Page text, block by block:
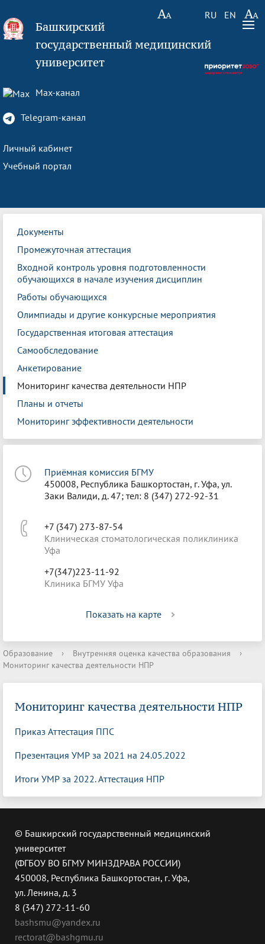
RU EN
Башкирский
государственный медицинский
университет
Max-канал
Telegram-канал
Личный кабинет
Учебный портал
Документы
Промежуточная аттестация
Входной контроль уровня подготовленности
обучающихся в начале изучения дисциплин
Работы обучающихся
Олимпиады и другие конкурсные мероприятия
Государственная итоговая аттестация
Самообследование
Анкетирование
Мониторинг качества деятельности НПР
Планы и отчеты
Мониторинг эффективности деятельности
Приёмная комиссия БГМУ
450008, Республика Башкортостан, г. Уфа, ул.
Заки Валиди, д. 47; тел: 8 (347) 272-92-31
+7 (347) 273-87-54
Клиническая стоматологическая поликлиника
Уфа
+7(347)223-11-92
Клиника БГМУ Уфа
Показать на карте
Образование › Внутренняя оценка качества образования
›
Мониторинг качества деятельности НПР
Мониторинг качества деятельности НПР
Приказ Аттестация ППС
Презентация УМР за 2021 на 24.05.2022
Итоги УМР за 2022. Аттестация НПР
© Башкирский государственный медицинский
университет
(ФГБОУ ВО БГМУ МИНЗДРАВА РОССИИ)
450008, Республика Башкортостан, г. Уфа,
ул. Ленина, д. 3
8 (347) 272-11-60
bashsmu@yandex.ru
rectorat@bashgmu.ru